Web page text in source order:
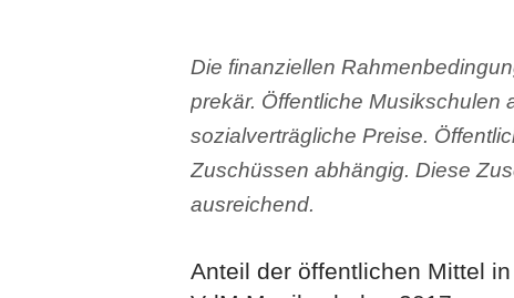
Die finanziellen
prekär. Öffentliche Musikschulen
sozialverträgliche Preise.
Zuschüssen abhängig. Diese
ausreichend.
Anteil der öffentlichen Mittel